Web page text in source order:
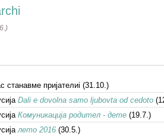
станавме пријателиi (31.10.)
Dali e dovolna samo ljubovta od cedoto
Комуникација родител - дете(19.7.)
лето 2016(30.5.)